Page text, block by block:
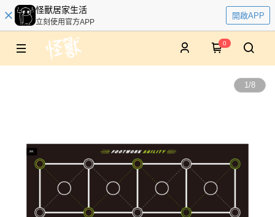
怪獸居家生活
立刻使用官方APP
開啟APP
0
1/8